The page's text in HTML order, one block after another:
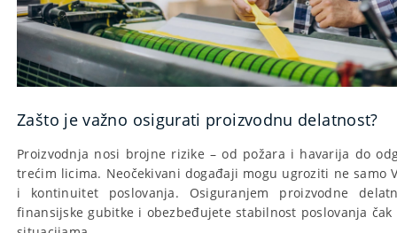
Zašto je važno osigurati proizvodnu delatnost?
Proizvodnja nosi brojne rizike – od požara i havarija do
trećim licima. Neočekivani događaji mogu ugroziti ne samo
i kontinuitet poslovanja. Osiguranjem proizvodne
finansijske gubitke i obezbeđujete stabilnost poslovanja